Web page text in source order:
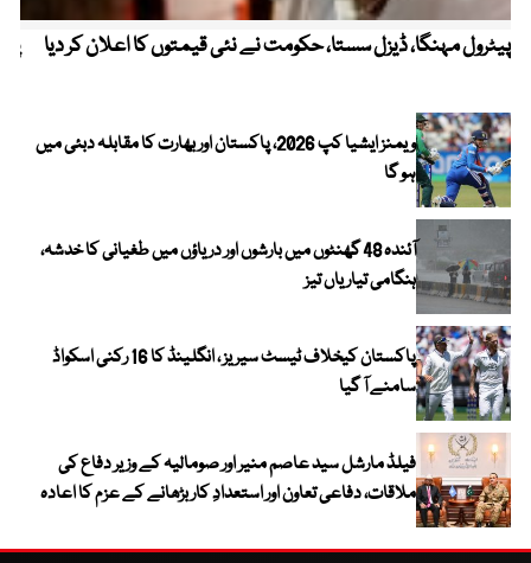
پیٹرول مہنگا، ڈیزل سستا، حکومت نے نئی قیمتوں کا اعلان کر دیا
ویمنز ایشیا کپ 2026، پاکستان اور بھارت کا مقابلہ دبئی میں
ہو گا
آئندہ 48 گھنٹوں میں بارشوں اور دریاؤں میں طغیانی کا خدشہ،
ہنگامی تیاریاں تیز
پاکستان کیخلاف ٹیسٹ سیریز ، انگلینڈ کا 16 رکنی اسکواڈ
سامنے آ گیا
فیلڈ مارشل سید عاصم منیر اور صومالیہ کے وزیر دفاع کی
ملاقات، دفاعی تعاون اور استعدادِ کار بڑھانے کے عزم کا اعادہ